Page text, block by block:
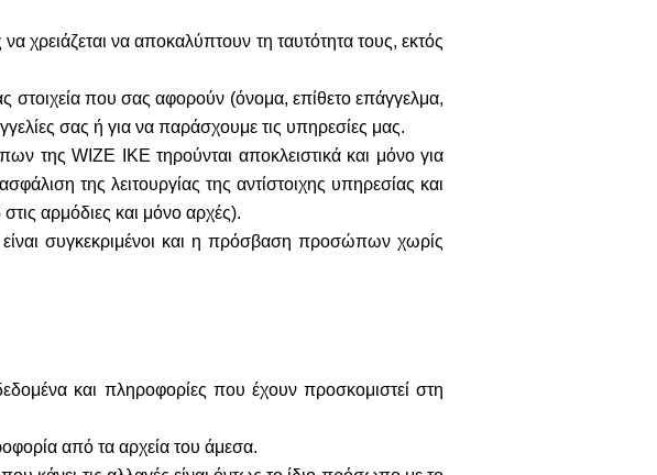
χρειάζεται να αποκαλύπτουν τη ταυτότητα τους, εκτός
στοιχεία που σας αφορούν (όνομα, επίθετο επάγγελμα,
σας ή για να παράσχουμε τις υπηρεσίες μας.
της WIZE IKE τηρούνται αποκλειστικά και μόνο για
της λειτουργίας της αντίστοιχης υπηρεσίας και
αρμόδιες και μόνο αρχές).
συγκεκριμένοι και η πρόσβαση προσώπων χωρίς
και πληροφορίες που έχουν προσκομιστεί στη
από τα αρχεία του άμεσα.